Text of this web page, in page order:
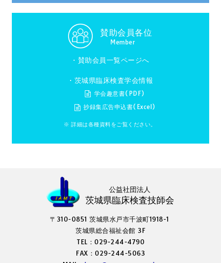
賛助会員各位
Member
・ 賛助会員一覧ページへ
・茨城県臨床検査学会情報
学会趣意書(PDF)
抄録集広告申込書(Excel)
※ 詳細は各種資料をご覧ください。
公益社団法人
茨城県臨床検査技師会
〒310-0851 茨城県水戸市千波町1918-1
茨城県総合福祉会館 3F
TEL：029-244-4790
FAX：029-244-5063